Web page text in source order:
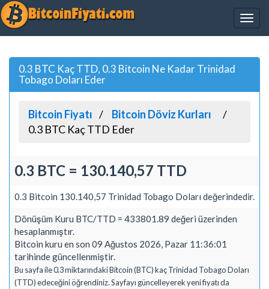
0.3 BTC Kaç TTD, 0.3 Bitcoin Ne Kadar Trinidad
Tobago Doları Eder
Bitcoin Fiyatı
Bitcoin Döviz Kurları
0.3 BTC Kaç TTD Eder
0.3 BTC = 130.140,57 TTD
0.3 Bitcoin 130.140,57 Trinidad Tobago Doları değerindedir.
Dönüşüm Kuru BTC/TTD = 433801.89 değeri üzerinden
hesaplanmıştır.
Bitcoin kuru en son 09 Ağustos 2026, Pazar 11:36:01
tarihinde güncellenmiştir.
Bu sayfa ile 0.3 miktarındaki Bitcoin (BTC) kaç Trinidad Tobago Doları
(TTD) edeceğini öğrendiniz. Sayfayı güncelleyerek yeni fiyatı da